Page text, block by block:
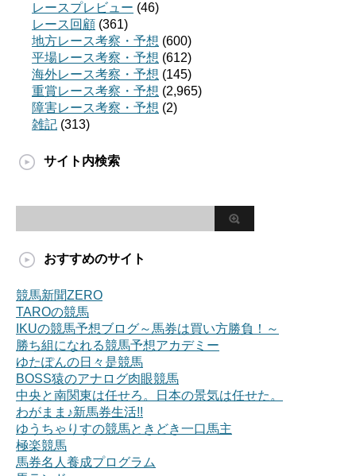
レースプレビュー (46)
レース回顧 (361)
地方レース考察・予想 (600)
平場レース考察・予想 (612)
海外レース考察・予想 (145)
重賞レース考察・予想 (2,965)
障害レース考察・予想 (2)
雑記 (313)
サイト内検索
おすすめのサイト
競馬新聞ZERO
TAROの競馬
IKUの競馬予想ブログ～馬券は買い方勝負！～
勝ち組になれる競馬予想アカデミー
ゆたぽんの日々是競馬
BOSS猿のアナログ肉眼競馬
中央と南関東は任せろ。日本の景気は任せた。
わがまま♪新馬券生活!!
ゆうちゃりすの競馬ときどき一口馬主
極楽競馬
馬券名人養成プログラム